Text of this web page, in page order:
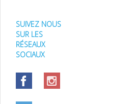
SUIVEZ NOUS
SUR LES
RÉSEAUX
SOCIAUX